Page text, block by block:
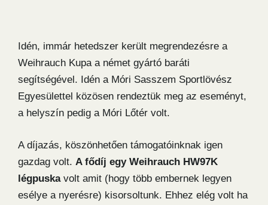
Idén, immár hetedszer került megrendezésre a
Weihrauch Kupa a német gyártó baráti
segítségével. Idén a Móri Sasszem Sportlövész
Egyesülettel közösen rendeztük meg az eseményt,
a helyszín pedig a Móri Lőtér volt.
A díjazás, köszönhetően támogatóinknak igen
gazdag volt. A fődíj egy Weihrauch HW97K
légpuskavolt amit (hogy több embernek legyen
esélye a nyerésre) kisorsoltunk. Ehhez elég volt ha